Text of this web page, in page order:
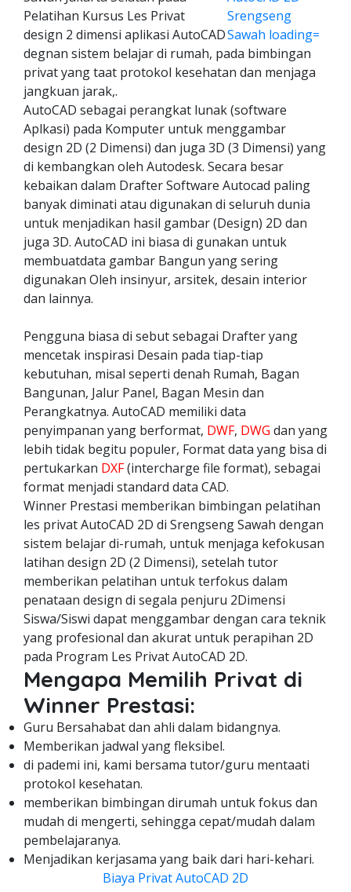
Pelatihan Kursus Les Privat
design 2 dimensi aplikasi AutoCAD
degnan sistem belajar di rumah, pada bimbingan
privat yang taat protokol kesehatan dan menjaga
jangkuan jarak,.
AutoCAD sebagai perangkat lunak (software
Aplkasi) pada Komputer untuk menggambar
design 2D (2 Dimensi) dan juga 3D (3 Dimensi) yang
di kembangkan oleh Autodesk. Secara besar
kebaikan dalam Drafter Software Autocad paling
banyak diminati atau digunakan di seluruh dunia
untuk menjadikan hasil gambar (Design) 2D dan
juga 3D. AutoCAD ini biasa di gunakan untuk
membuatdata gambar Bangun yang sering
digunakan Oleh insinyur, arsitek, desain interior
dan lainnya.
Pengguna biasa di sebut sebagai Drafter yang
mencetak inspirasi Desain pada tiap-tiap
kebutuhan, misal seperti denah Rumah, Bagan
Bangunan, Jalur Panel, Bagan Mesin dan
Perangkatnya. AutoCAD memiliki data
penyimpanan yang berformat, DWF, DWG dan yang
lebih tidak begitu populer, Format data yang bisa di
pertukarkan DXF(intercharge file format), sebagai
format menjadi standard data CAD.
Winner Prestasi memberikan bimbingan pelatihan
les privat AutoCAD 2D di Srengseng Sawah dengan
sistem belajar di-rumah, untuk menjaga kefokusan
latihan design 2D (2 Dimensi), setelah tutor
memberikan pelatihan untuk terfokus dalam
penataan design di segala penjuru 2Dimensi
Siswa/Siswi dapat menggambar dengan cara teknik
yang profesional dan akurat untuk perapihan 2D
pada Program Les Privat AutoCAD 2D.
Mengapa Memilih Privat di
Winner Prestasi:
Guru Bersahabat dan ahli dalam bidangnya.
Memberikan jadwal yang fleksibel.
di pademi ini, kami bersama tutor/guru mentaati
protokol kesehatan.
memberikan bimbingan dirumah untuk fokus dan
mudah di mengerti, sehingga cepat/mudah dalam
pembelajaranya.
Menjadikan kerjasama yang baik dari hari-kehari.
Biaya Privat AutoCAD 2D